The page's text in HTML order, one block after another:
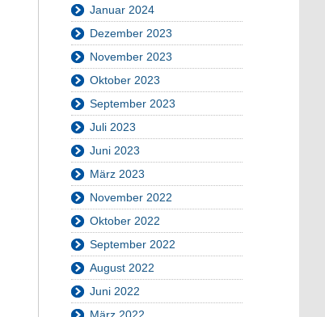
Januar 2024
Dezember 2023
November 2023
Oktober 2023
September 2023
Juli 2023
Juni 2023
März 2023
November 2022
Oktober 2022
September 2022
August 2022
Juni 2022
März 2022